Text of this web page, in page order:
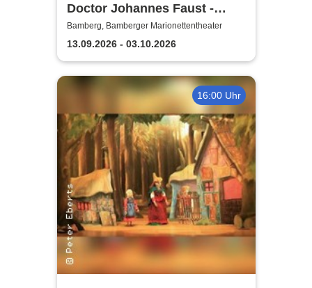
Doctor Johannes Faust -
Bamberger
Marionettentheater
Bamberg, Bamberger Marionettentheater
13.09.2026 - 03.10.2026
16:00 Uhr